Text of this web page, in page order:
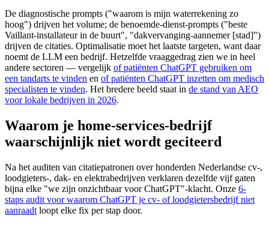
De diagnostische prompts ("waarom is mijn waterrekening zo
hoog") drijven het volume; de benoemde-dienst-prompts ("beste
Vaillant-installateur in de buurt", "dakvervanging-aannemer [stad]")
drijven de citaties. Optimalisatie moet het laatste targeten, want daar
noemt de LLM een bedrijf. Hetzelfde vraaggedrag zien we in heel
andere sectoren — vergelijk of patiënten ChatGPT gebruiken om
een tandarts te vinden en of patiënten ChatGPT inzetten om medisch
specialisten te vinden. Het bredere beeld staat in de stand van AEO
voor lokale bedrijven in 2026.
Waarom je home-services-bedrijf
waarschijnlijk niet wordt geciteerd
Na het auditen van citatiepatronen over honderden Nederlandse cv-,
loodgieters-, dak- en elektrabedrijven verklaren dezelfde vijf gaten
bijna elke "we zijn onzichtbaar voor ChatGPT"-klacht. Onze 6-
staps audit voor waarom ChatGPT je cv- of loodgietersbedrijf niet
aanraadt loopt elke fix per stap door.